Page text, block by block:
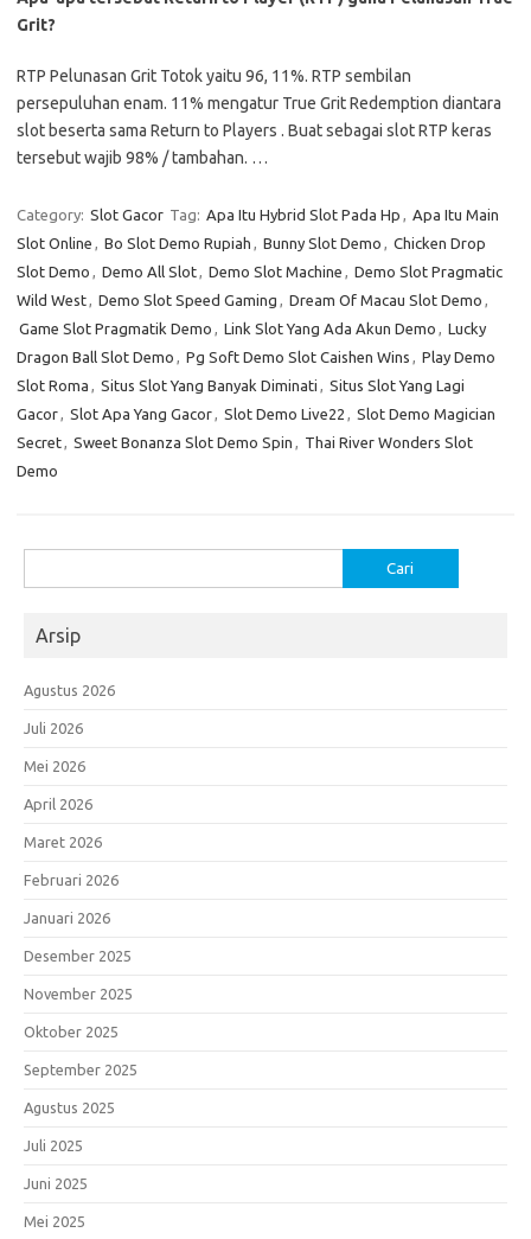
Grit?
RTP Pelunasan Grit Totok yaitu 96, 11%. RTP sembilan
persepuluhan enam. 11% mengatur True Grit Redemption diantara
slot beserta sama Return to Players . Buat sebagai slot RTP keras
tersebut wajib 98% / tambahan. …
Category: Slot Gacor Tag: Apa Itu Hybrid Slot Pada Hp , Apa Itu Main
Slot Online , Bo Slot Demo Rupiah , Bunny Slot Demo , Chicken Drop
Slot Demo , Demo All Slot, Demo Slot Machine , Demo Slot Pragmatic
Wild West, Demo Slot Speed Gaming , Dream Of Macau Slot Demo ,
Game Slot Pragmatik Demo , Link Slot Yang Ada Akun Demo , Lucky
Dragon Ball Slot Demo , Pg Soft Demo Slot Caishen Wins , Play Demo
Slot Roma , Situs Slot Yang Banyak Diminati , Situs Slot Yang Lagi
Gacor, Slot Apa Yang Gacor, Slot Demo Live22 , Slot Demo Magician
Secret, Sweet Bonanza Slot Demo Spin , Thai River Wonders Slot
Demo
untuk:
Arsip
Agustus 2026
Juli 2026
Mei 2026
April 2026
Maret 2026
Februari 2026
Januari 2026
Desember 2025
November 2025
Oktober 2025
September 2025
Agustus 2025
Juli 2025
Juni 2025
Mei 2025